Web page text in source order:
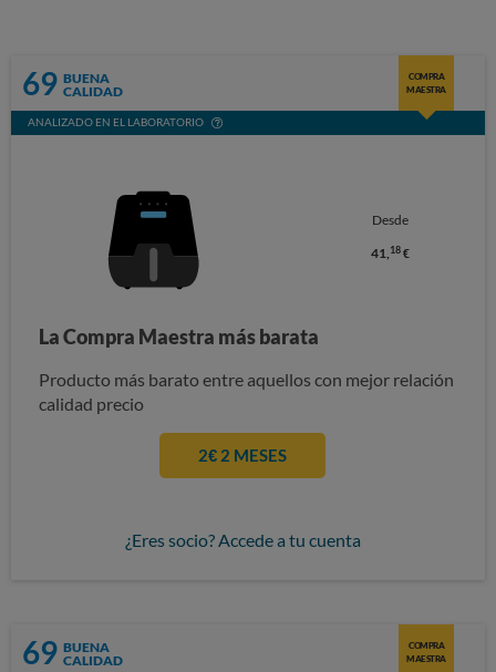
69 BUENA
CALIDAD
COMPRA
MAESTRA
ANALIZADO EN EL LABORATORIO
Desde
41,18€
La Compra Maestra más barata
Producto más barato entre aquellos con mejor relación
calidad precio
2€ 2 MESES
¿Eres socio? Accede a tu cuenta
69 BUENA
CALIDAD
COMPRA
MAESTRA